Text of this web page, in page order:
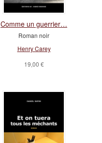
Comme un guerrier…
Roman noir
Henry Carey
19,00 €